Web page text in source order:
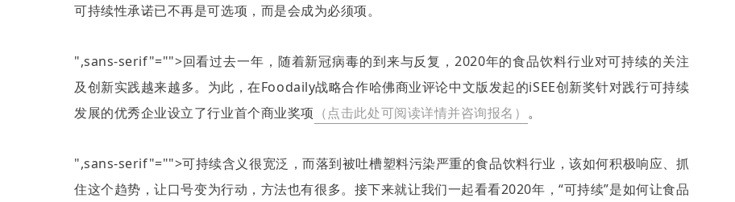
可持续性承诺已不再是可选项，而是会成为必须项。
",sans-serif"="">回看过去一年，随着新冠病毒的到来与反复，2020年的食品饮料行业对可持续的关注
及创新实践越来越多。为此，在Foodaily战略合作哈佛商业评论中文版发起的iSEE创新奖针对践行可持续
发展的优秀企业设立了行业首个商业奖项 （点击此处可阅读详情并咨询报名） 。
",sans-serif"="">可持续含义很宽泛，而落到被吐槽塑料污染严重的食品饮料行业，该如何积极响应、抓
住这个趋势，让口号变为行动，方法也有很多。接下来就让我们一起看看2020年，“可持续”是如何让食品